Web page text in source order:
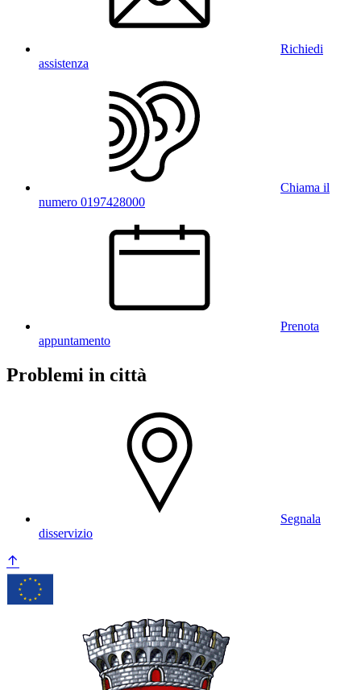
Richiedi
assistenza
Chiama il
numero 0197428000
Prenota
appuntamento
Problemi in città
Segnala
disservizio